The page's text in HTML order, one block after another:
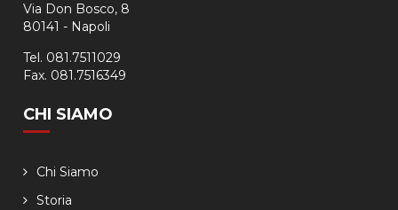
Via Don Bosco, 8
80141 - Napoli
Tel. 081.7511029
Fax. 081.7516349
CHI SIAMO
Chi Siamo
Storia